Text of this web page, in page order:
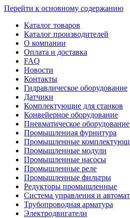
Перейти к основному содержанию
Каталог товаров
Каталог производителей
О компании
Оплата и доставка
FAQ
Новости
Контакты
Гидравлическое оборудование
Датчики
Комплектующие для станков
Конвейерное оборудование
Пневматическое оборудование
Промышленная фурнитура
Промышленные
Промышленные модули
Промышленные насосы
Промышленные реле
Промышленные фильтры
Редукторы промышленные
Система управления и
Трубопроводная арматура
Электродвигатели